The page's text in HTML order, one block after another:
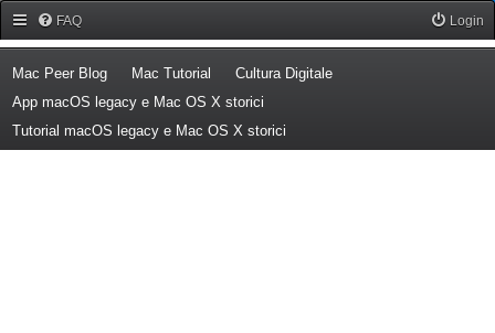
FAQ Login
Mac Peer Blog(Opens a new tab)
Mac Tutorial (Opens a new tab)
Cultura Digitale(Opens a new tab)
App macOS legacy e Mac OS X storici
Tutorial macOS legacy e Mac OS X storici